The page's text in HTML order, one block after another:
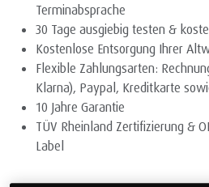
Terminabsprache
30 Tage ausgiebig testen &
Kostenlose Entsorgung Ihrer
Flexible Zahlungsarten:
Klarna), Paypal, Kreditkarte
10 Jahre Garantie
TÜV Rheinland Zertifizierung &
Label